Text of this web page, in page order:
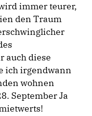
immer teurer,
den Traum
auch diese
ich irgendwann
wohnen
September Ja